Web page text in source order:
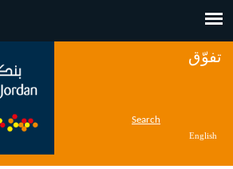
تفوّق
Search
English